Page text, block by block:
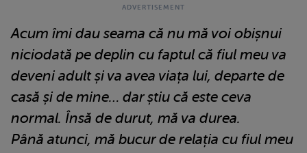
Acum îmi dau seama că nu mă voi obișnui
niciodată pe deplin cu faptul că fiul meu va
deveni adult și va avea viața lui, departe de
casă și de mine… dar știu că este ceva
normal. Însă de durut, mă va durea.
Până atunci, mă bucur de relația cu fiul meu